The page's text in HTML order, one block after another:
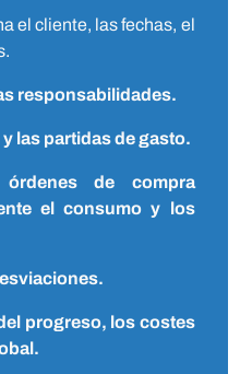
el cliente, las fechas, el
responsabilidades.
las partidas de gasto.
de compra
el consumo y los
progreso, los costes